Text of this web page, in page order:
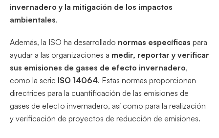
invernadero y la mitigación de los impactos
ambientales.
Además, la ISO ha desarrollado normas específicas para
ayudar a las organizaciones a medir, reportar y verificar
sus emisiones de gases de efecto invernadero,
como la serie ISO 14064. Estas normas proporcionan
directrices para la cuantificación de las emisiones de
gases de efecto invernadero, así como para la realización
y verificación de proyectos de reducción de emisiones.